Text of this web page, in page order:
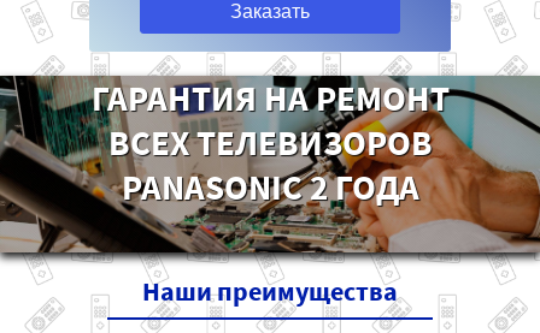
Заказать
ГАРАНТИЯ НА РЕМОНТ
ВСЕХ ТЕЛЕВИЗОРОВ
PANASONIC 2 ГОДА
Нашипреимущества